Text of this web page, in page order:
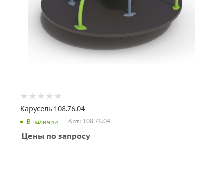
Карусель 108.76.04
В наличии Арт.: 108.76.04
Цены по запросу